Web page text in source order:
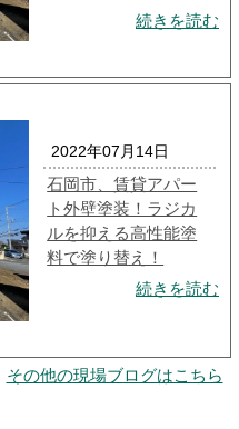
続きを読む
2022年07月14日
石岡市、賃貸アパー
ト外壁塗装！ラジカ
ルを抑える高性能塗
料で塗り替え！
続きを読む
その他の現場ブログはこちら